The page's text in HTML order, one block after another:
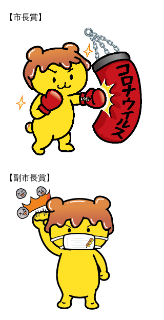
【市長賞】
【副市長賞】